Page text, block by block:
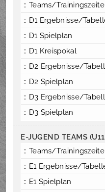
:: Teams/
:: D1 Ergebnisse/
:: D1 Spielplan
:: D1 Kreispokal
:: D2 Ergebnisse/
:: D2 Spielplan
:: D3 Ergebnisse/
:: D3 Spielplan
E-JUGEND TEAMS
:: Teams/
:: E1 Ergebnisse/
:: E1 Spielplan